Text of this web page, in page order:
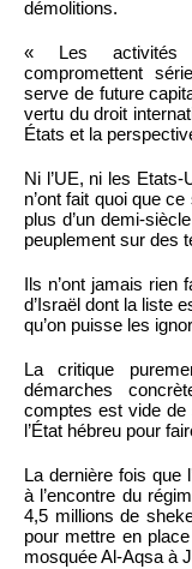
démolitions.
« Les activités
compromettent
serve de future
vertu du droit
États et la
Ni l’UE, ni les
n’ont fait quoi que
plus d’un demi-
peuplement sur des
Ils n’ont jamais
d’Israël dont la liste
qu’on puisse les
La critique
démarches
comptes est vide de
l’État hébreu pour
La dernière fois que
à l’encontre du
4,5 millions de
pour mettre en
mosquée Al-Aqsa à